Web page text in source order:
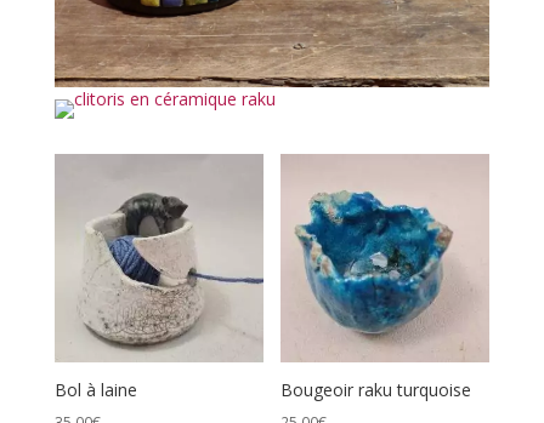
Bol à laine Bougeoir raku turquoise